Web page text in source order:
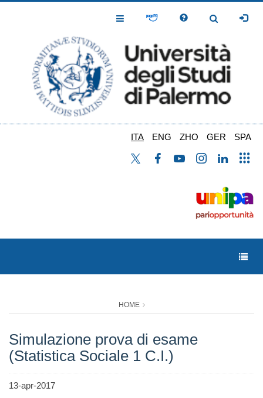
Toggle
Toggle
ITA ENG ZHO GER SPA
HOME
Simulazione prova di esame
(Statistica Sociale 1 C.I.)
13-apr-2017